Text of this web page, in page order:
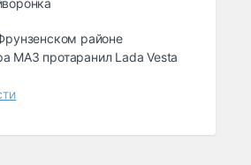
районе
МАЗ протаранил Lada Vesta